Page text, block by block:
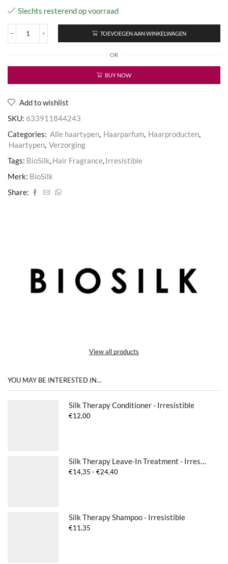
Slechts resterend op voorraad
Silk
Fragrance
Irresistible
TOEVOEGEN AAN WINKELWAGEN
OR
BUY NOW
Add to wishlist
SKU: 633911844243
Categories: Alle haartypen, Haarparfum, Haarproducten,
Haartypen, Verzorging
Tags: BioSilk,Hair Fragrance,Irresistible
Merk: BioSilk
Share:
View all products
YOU MAY BE INTERESTED IN…
Silk Therapy Conditioner - Irresistible
€12,00
Silk Therapy Leave-In Treatment - Irresistible
€14,35 - €24,40Prijsklasse:
Silk Therapy Shampoo - Irresistible
€11,35